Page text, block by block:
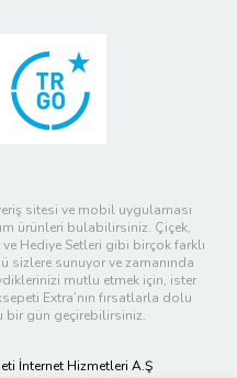
sitesi ve mobil uygulaması
ürünleri bulabilirsiniz. Çiçek,
Hediye Setleri gibi birçok farklı
sizlere sunuyor ve zamanında
mutlu etmek için, ister
Extra’nın fırsatlarla dolu
bir gün geçirebilirsiniz.
İnternet Hizmetleri A.Ş